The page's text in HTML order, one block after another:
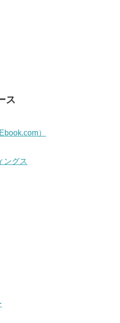
ス
）
ングス